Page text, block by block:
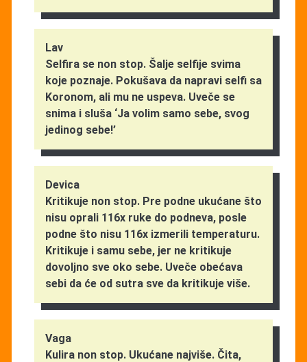
Lav
Selfira se non stop. Šalje selfije svima
koje poznaje. Pokušava da napravi selfi sa
Koronom, ali mu ne uspeva. Uveče se
snima i sluša ‘Ja volim samo sebe, svog
jedinog sebe!’
Devica
Kritikuje non stop. Pre podne ukućane što
nisu oprali 116x ruke do podneva, posle
podne što nisu 116x izmerili temperaturu.
Kritikuje i samu sebe, jer ne kritikuje
dovoljno sve oko sebe. Uveče obećava
sebi da će od sutra sve da kritikuje više.
Vaga
Kulira non stop. Ukućane najviše. Čita,